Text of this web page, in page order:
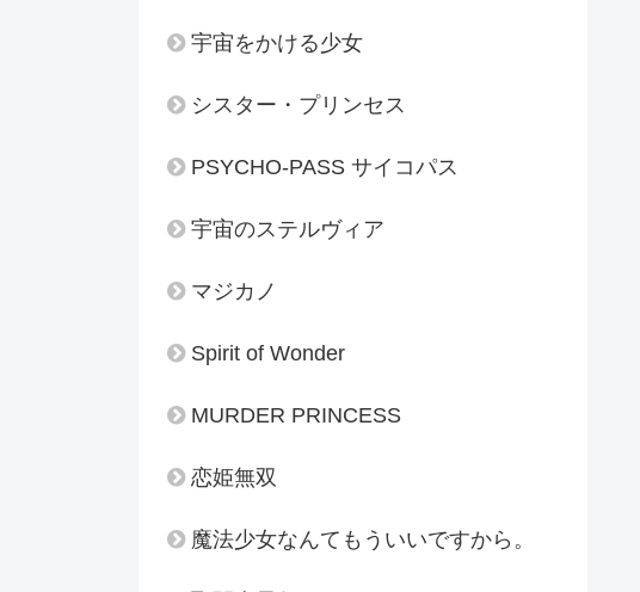
宇宙をかける少女
シスター・プリンセス
PSYCHO-PASS サイコパス
宇宙のステルヴィア
マジカノ
Spirit of Wonder
MURDER PRINCESS
恋姫無双
魔法少女なんてもういいですから。